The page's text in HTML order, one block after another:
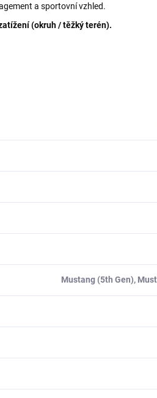
a sportovní vzhled.
(okruh / těžký terén).
Mustang (5th Gen),